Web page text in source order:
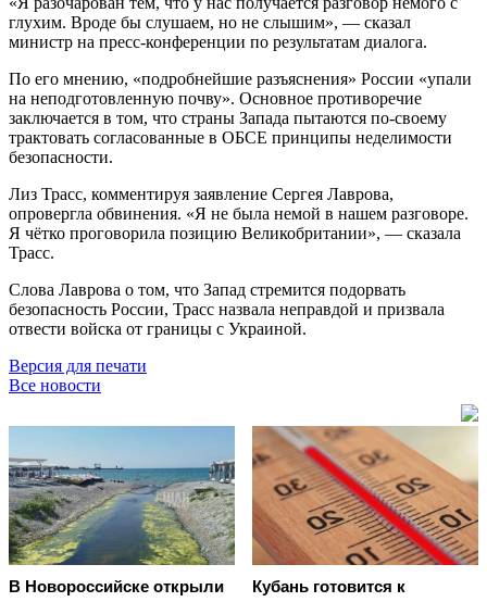
глухим. Вроде бы слушаем, но не слышим», — сказал
министр на пресс-конференции по результатам диалога.
По его мнению, «подробнейшие разъяснения» России «упали
на неподготовленную почву». Основное противоречие
заключается в том, что страны Запада пытаются по-своему
трактовать согласованные в ОБСЕ принципы неделимости
безопасности.
Лиз Трасс, комментируя заявление Сергея Лаврова,
опровергла обвинения. «Я не была немой в нашем разговоре.
Я чётко проговорила позицию Великобритании», — сказала
Трасс.
Слова Лаврова о том, что Запад стремится подорвать
безопасность России, Трасс назвала неправдой и призвала
отвести войска от границы с Украиной.
Версия для печати
Все новости
В Новороссийске открыли
Кубань готовится к